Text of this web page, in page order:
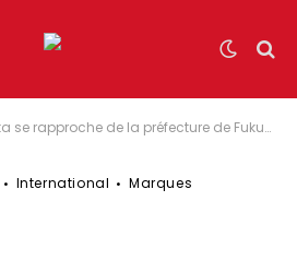
de la préfecture de Fukushima pour y bâtir une ville du futur basée sur l’hydrogène
International Marques